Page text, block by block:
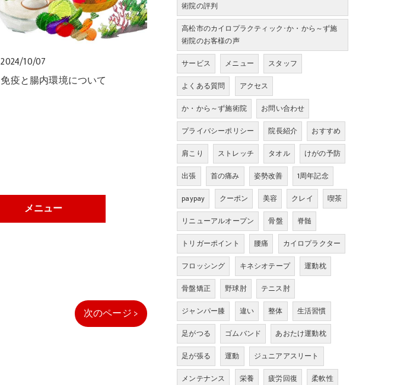
2024/10/07
免疫と腸内環境について
メニュー
次のページ >
術院の評判
高松市のカイロプラクティック･か・から～ず施
術院のお客様の声
サービス
メニュー
スタッフ
よくある質問
アクセス
か・から～ず施術院
お問い合わせ
プライバシーポリシー
院長紹介
おすすめ
肩こり
ストレッチ タオル
けがの予防
出張
首の痛み 姿勢改善
1周年記念
paypay
クーポン 美容 クレイ
喫茶
リニューアルオープン
骨盤
脊髄
トリガーポイント
腰痛
カイロプラクター
フロッシング
キネシオテープ
運動枕
骨盤矯正
野球肘
テニス肘
ジャンパー膝
違い 整体
生活習慣
足がつる
ゴムバンド
あおたけ運動枕
足が張る
運動
ジュニアアスリート
メンテナンス
栄養 疲労回復
柔軟性